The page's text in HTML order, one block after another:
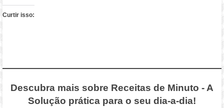
Curtir isso:
Descubra mais sobre Receitas de Minuto - A
Solução prática para o seu dia-a-dia!